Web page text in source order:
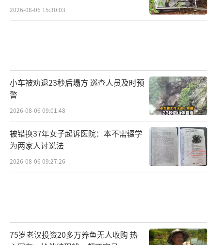
2026-08-06 15:30:03
小车被劝退23秒后塌方 巡查人员及时预
警
2026-08-06 09:01:48
被错换37年女子起诉医院：本不需辍学
为两家人讨说法
2026-08-06 09:27:26
75岁老汉投资20多万养鱼无人收购 热